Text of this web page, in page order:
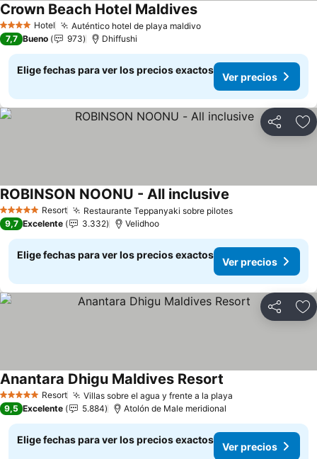
4 EstrellasHotel Auténtico hotel de playa maldivoVer precios
Crown Beach Hotel MaldivesVer precios
7,7 Bueno 973 Dhiffushi
Elige fechas para ver los precios exactos
Ver precios
Compartir
5 Estrellas Resort Restaurante Teppanyaki sobre pilotesVer precios
ROBINSON NOONU - All inclusive
9,7 Excelente 3.332 Velidhoo
Elige fechas para ver los precios exactos
Ver precios
Compartir
5 Estrellas Resort Villas sobre el agua y frente a la playa
Anantara Dhigu Maldives Resort
9,5 Excelente 5.884 Atolón de Male meridional
Elige fechas para ver los precios exactos
Ver precios